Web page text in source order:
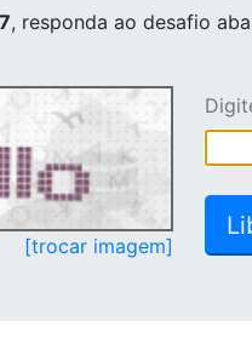
, responda ao desafio
[trocar imagem]